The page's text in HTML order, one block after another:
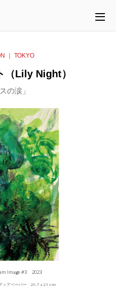
｜ TOKYO
（Lily Night）
の涙」
Image #3 2023
ィアペーパー 29.7 x 21 cm